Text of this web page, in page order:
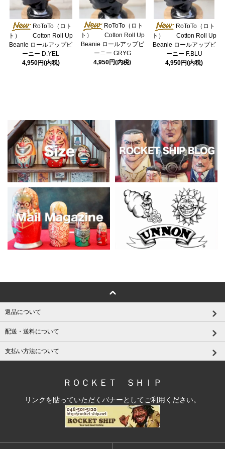
RoToTo（ロト
ト） Cotton Roll Up
Beanie ロールアップビ
ーニー D.YEL
4,950円(内税)
RoToTo（ロト
ト） Cotton Roll Up
Beanie ロールアップビ
ーニー GRYG
4,950円(内税)
RoToTo（ロト
ト） Cotton Roll Up
Beanie ロールアップビ
ーニー F.BLU
4,950円(内税)
返品について
配送・送料について
支払い方法について
ＲＯＣＫＥＴ ＳＨＩＰ
リンクを貼っていただくバナーとしてご利用ください。